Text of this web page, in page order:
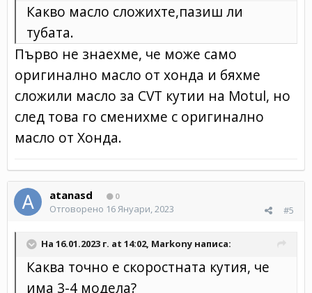
Какво масло сложихте,пазиш ли
тубата.
Първо не знаехме, че може само
оригинално масло от хонда и бяхме
сложили масло за CVT кутии на Motul, но
след това го сменихме с оригинално
масло от Хонда.
atanasd 0
#5
Отговорено 16 Януари, 2023
На 16.01.2023 г. at 14:02, Markony написа:
Каква точно е скоростната кутия, че
има 3-4 модела?